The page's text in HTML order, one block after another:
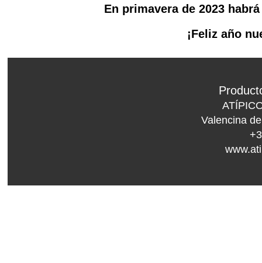
En primavera de 2023
¡Feliz año
Valencina